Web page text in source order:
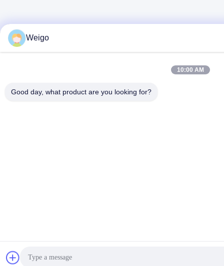
Weigo
10:00 AM
Good day, what product are you looking for?